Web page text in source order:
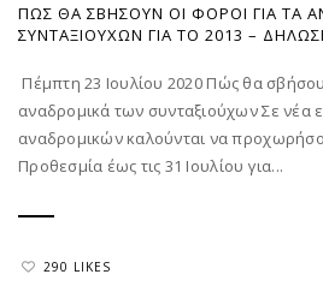
ΠΏΣ ΘΑ ΣΒΉΣΟΥΝ ΟΙ ΦΌΡΟΙ ΓΙΑ ΤΑ
ΣΥΝΤΑΞΙΟΎΧΩΝ ΓΙΑ ΤΟ 2013 –
Πέμπτη 23 Ιουλίου 2020 Πώς θα
αναδρομικά των συνταξιούχων Σε νέα
αναδρομικών καλούνται να
Προθεσμία έως τις 31 Ιουλίου για...
290 LIKES